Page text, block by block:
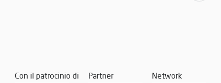
Con il patrocinio di Partner Network